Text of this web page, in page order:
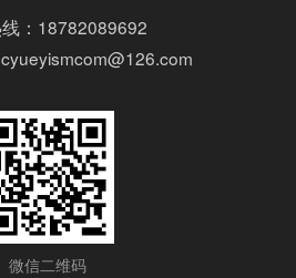
：18782089692
微信二维码